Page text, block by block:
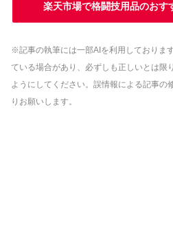
楽天市場で格闘技用品のおす
※記事の執筆には一部AIを利用しておりま
ている場合があり、必ずしも正しいとは限
ようにしてください。誤情報による記事の
りお願いします。